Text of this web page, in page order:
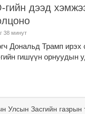
дээд
38 минут
Дональд Трамп ирэх
гишүүн орнуудын
Улсын Засгийн газрын